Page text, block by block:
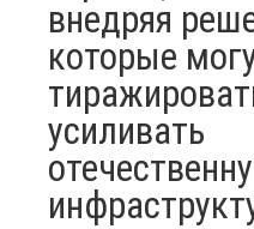
внедряя
которые
усиливать